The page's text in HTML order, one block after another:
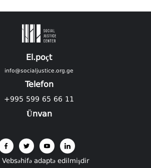
El.poçt
info@socialjustice.org.ge
Telefon
+995 599 65 66 11
Ünvan
Vebsəhifə adaptə edilmişdir